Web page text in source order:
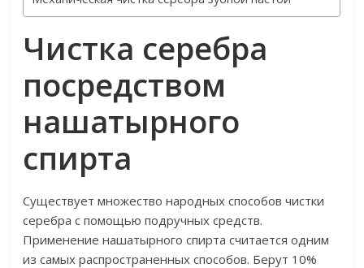
Чистка серебра
посредством
нашатырного
спирта
Существует множество народных способов чистки
серебра с помощью подручных средств.
Применение нашатырного спирта считается одним
из самых распространенных способов. Берут 10%